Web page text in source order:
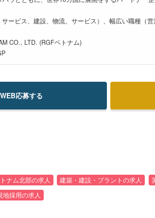
ービス、建設、物流、サービス）、幅広い職種（
CO., LTD. (RGFベトナム)
WEB応募する
ナム北部の求人 建築・建設・プラントの求人
地採用の求人